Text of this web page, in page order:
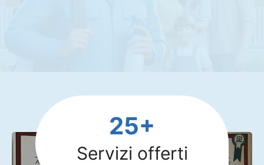
2
25+
Servizi offerti